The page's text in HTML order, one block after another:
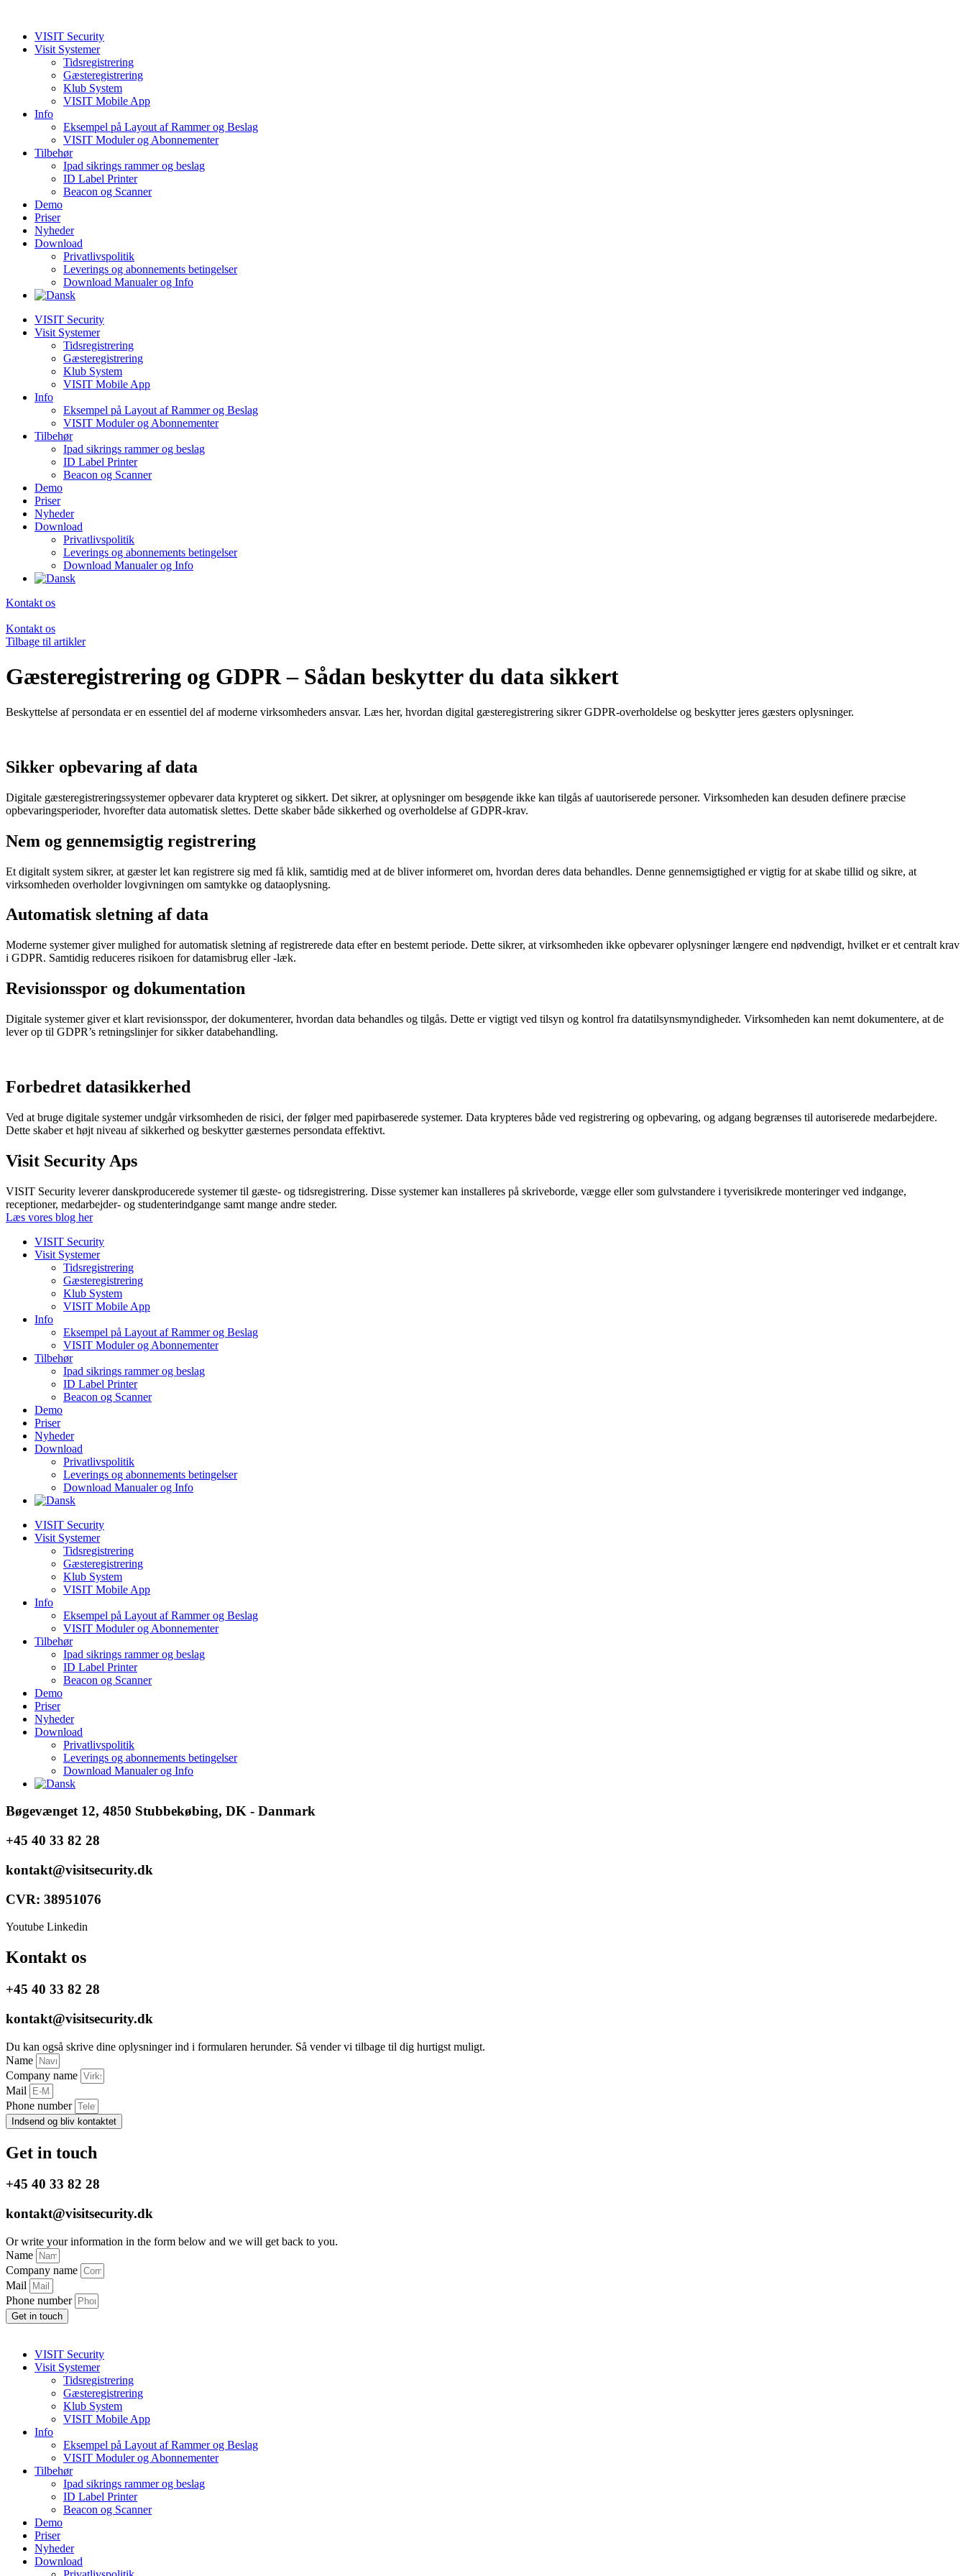
VISIT Security
Visit Systemer
Tidsregistrering
Gæsteregistrering
Klub System
VISIT Mobile App
Info
Eksempel på Layout af Rammer og Beslag
VISIT Moduler og Abonnementer
Tilbehør
Ipad sikrings rammer og beslag
ID Label Printer
Beacon og Scanner
Demo
Priser
Nyheder
Download
Privatlivspolitik
Leverings og abonnements betingelser
Download Manualer og Info
VISIT Security
Visit Systemer
Tidsregistrering
Gæsteregistrering
Klub System
VISIT Mobile App
Info
Eksempel på Layout af Rammer og Beslag
VISIT Moduler og Abonnementer
Tilbehør
Ipad sikrings rammer og beslag
ID Label Printer
Beacon og Scanner
Demo
Priser
Nyheder
Download
Privatlivspolitik
Leverings og abonnements betingelser
Download Manualer og Info
Kontakt os
Kontakt os
Tilbage til artikler
Gæsteregistrering og GDPR – Sådan beskytter du data sikkert
Beskyttelse af persondata er en essentiel del af moderne virksomheders ansvar. Læs her, hvordan digital gæsteregistrering sikrer GDPR-overholdelse og beskytter jeres gæsters oplysninger.
Sikker opbevaring af data
Digitale gæsteregistreringssystemer opbevarer data krypteret og sikkert. Det sikrer, at oplysninger om besøgende ikke kan tilgås af uautoriserede personer. Virksomheden kan desuden definere præcise
opbevaringsperioder, hvorefter data automatisk slettes. Dette skaber både sikkerhed og overholdelse af GDPR-krav.
Nem og gennemsigtig registrering
Et digitalt system sikrer, at gæster let kan registrere sig med få klik, samtidig med at de bliver informeret om, hvordan deres data behandles. Denne gennemsigtighed er vigtig for at skabe tillid og sikre, at
virksomheden overholder lovgivningen om samtykke og dataoplysning.
Automatisk sletning af data
Moderne systemer giver mulighed for automatisk sletning af registrerede data efter en bestemt periode. Dette sikrer, at virksomheden ikke opbevarer oplysninger længere end nødvendigt, hvilket er et centralt krav
i GDPR. Samtidig reduceres risikoen for datamisbrug eller -læk.
Revisionsspor og dokumentation
Digitale systemer giver et klart revisionsspor, der dokumenterer, hvordan data behandles og tilgås. Dette er vigtigt ved tilsyn og kontrol fra datatilsynsmyndigheder. Virksomheden kan nemt dokumentere, at de
lever op til GDPR’s retningslinjer for sikker databehandling.
Forbedret datasikkerhed
Ved at bruge digitale systemer undgår virksomheden de risici, der følger med papirbaserede systemer. Data krypteres både ved registrering og opbevaring, og adgang begrænses til autoriserede medarbejdere.
Dette skaber et højt niveau af sikkerhed og beskytter gæsternes persondata effektivt.
Visit Security Aps
VISIT Security leverer danskproducerede systemer til gæste- og tidsregistrering. Disse systemer kan installeres på skriveborde, vægge eller som gulvstandere i tyverisikrede monteringer ved indgange,
receptioner, medarbejder- og studenterindgange samt mange andre steder.
Læs vores blog her
VISIT Security
Visit Systemer
Tidsregistrering
Gæsteregistrering
Klub System
VISIT Mobile App
Info
Eksempel på Layout af Rammer og Beslag
VISIT Moduler og Abonnementer
Tilbehør
Ipad sikrings rammer og beslag
ID Label Printer
Beacon og Scanner
Demo
Priser
Nyheder
Download
Privatlivspolitik
Leverings og abonnements betingelser
Download Manualer og Info
VISIT Security
Visit Systemer
Tidsregistrering
Gæsteregistrering
Klub System
VISIT Mobile App
Info
Eksempel på Layout af Rammer og Beslag
VISIT Moduler og Abonnementer
Tilbehør
Ipad sikrings rammer og beslag
ID Label Printer
Beacon og Scanner
Demo
Priser
Nyheder
Download
Privatlivspolitik
Leverings og abonnements betingelser
Download Manualer og Info
Bøgevænget 12, 4850 Stubbekøbing, DK - Danmark
+45 40 33 82 28
kontakt@visitsecurity.dk
CVR: 38951076
Youtube Linkedin
Kontakt os
+45 40 33 82 28
kontakt@visitsecurity.dk
Du kan også skrive dine oplysninger ind i formularen herunder. Så vender vi tilbage til dig hurtigst muligt.
Name
Company name
Mail
Phone number
Indsend og bliv kontaktet
Get in touch
+45 40 33 82 28
kontakt@visitsecurity.dk
Or write your information in the form below and we will get back to you.
Name
Company name
Mail
Phone number
Get in touch
VISIT Security
Visit Systemer
Tidsregistrering
Gæsteregistrering
Klub System
VISIT Mobile App
Info
Eksempel på Layout af Rammer og Beslag
VISIT Moduler og Abonnementer
Tilbehør
Ipad sikrings rammer og beslag
ID Label Printer
Beacon og Scanner
Demo
Priser
Nyheder
Download